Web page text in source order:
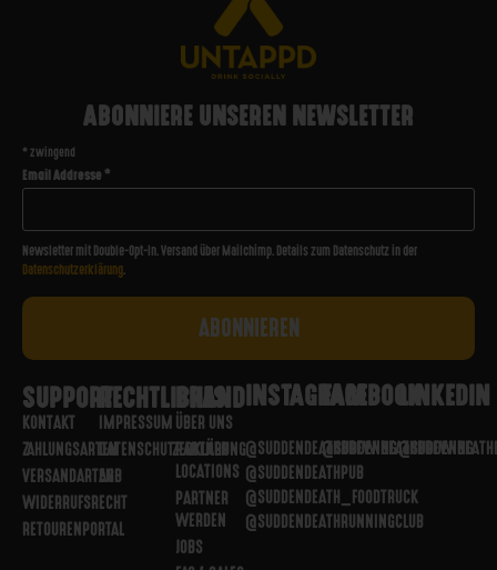
ABONNIERE UNSEREN NEWSLETTER
* zwingend
Email Addresse*
Newsletter mit Double-Opt-In. Versand über Mailchimp. Details zum Datenschutz in der
Datenschutzerklärung.
SUPPORT
KONTAKT
ZAHLUNGSARTEN
VERSANDARTEN
WIDERRUFSRECHT
RETOURENPORTAL
RECHTLICHES
IMPRESSUM
DATENSCHUTZERKLÄRUNG
AGB
BRAND
ÜBER UNS
PARTNER
LOCATIONS
PARTNER
WERDEN
JOBS
INSTAGRAM
@SUDDENDEATHBREWING
@SUDDENDEATHPUB
@SUDDENDEATH_FOODTRUCK
@SUDDENDEATHRUNNINGCLUB
FACEBOOK
@SUDDENDEATHBREWING
LINKEDIN